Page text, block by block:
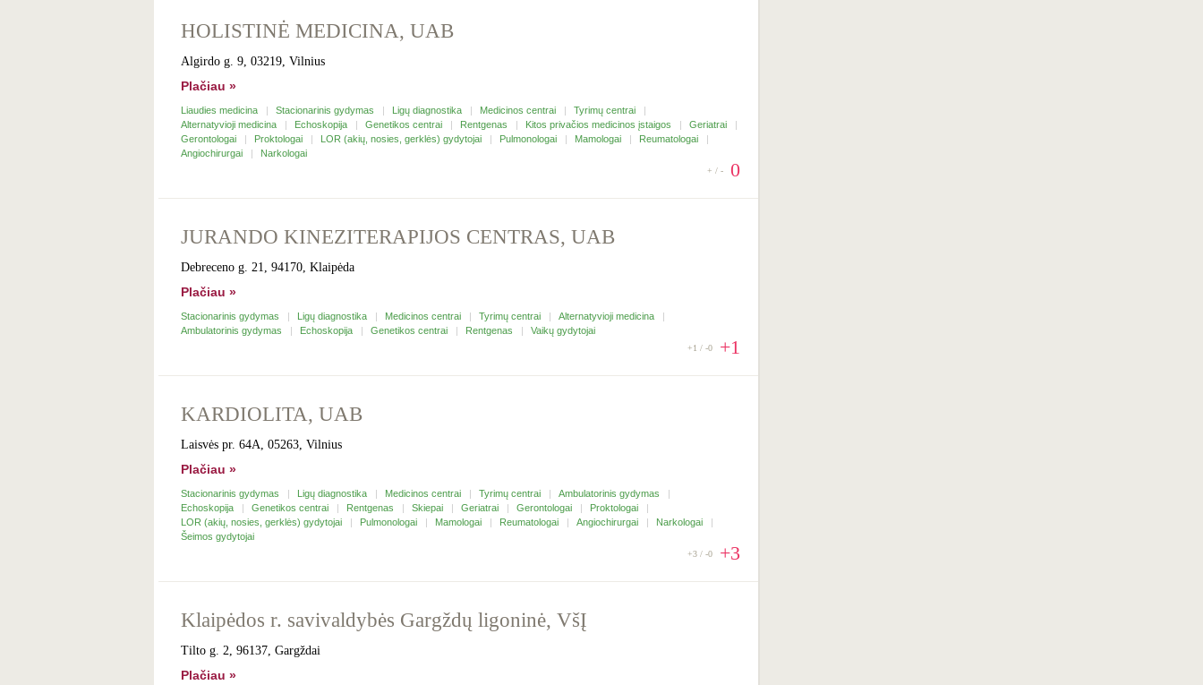
HOLISTINĖ MEDICINA, UAB
Algirdo g. 9, 03219, Vilnius
Plačiau »
Liaudies medicina Stacionarinis gydymas Ligų diagnostika Medicinos centrai
Tyrimų centrai
Alternatyvioji medicina
Echoskopija Genetikos centrai Rentgenas Kitos privačios medicinos įstaigos
Geriatrai
Gerontologai
Proktologai LOR (akių, nosies, gerklės) gydytojai Pulmonologai Mamologai
Reumatologai
Angiochirurgai
Narkologai
+ / - 0
JURANDO KINEZITERAPIJOS CENTRAS, UAB
Debreceno g. 21, 94170, Klaipėda
Plačiau »
Stacionarinis gydymas Ligų diagnostika Medicinos centrai Tyrimų centrai
Alternatyvioji medicina
Ambulatorinis gydymas
Echoskopija Genetikos centrai Rentgenas Vaikų gydytojai
+1 / -0 +1
KARDIOLITA, UAB
Laisvės pr. 64A, 05263, Vilnius
Plačiau »
Stacionarinis gydymas Ligų diagnostika Medicinos centrai Tyrimų centrai
Ambulatorinis gydymas
Echoskopija
Genetikos centrai Rentgenas Skiepai Geriatrai Gerontologai
Proktologai
LOR (akių, nosies, gerklės) gydytojai
Pulmonologai Mamologai Reumatologai Angiochirurgai
Narkologai
Šeimos gydytojai
+3 / -0 +3
Klaipėdos r. savivaldybės Gargždų ligoninė, VšĮ
Tilto g. 2, 96137, Gargždai
Plačiau »